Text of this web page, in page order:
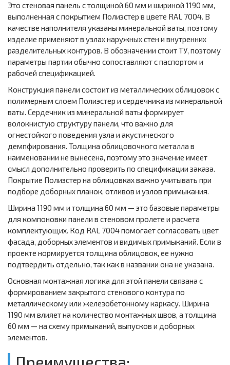
Это стеновая панель с толщиной 60 мм и шириной 1190 мм,
выполненная с покрытием Полиэстер в цвете RAL 7004. В
качестве наполнителя указаны минеральной ваты, поэтому
изделие применяют в узлах наружных стен и внутренних
разделительных контуров. В обозначении стоит ТУ, поэтому
параметры партии обычно сопоставляют с паспортом и
рабочей спецификацией.
Конструкция панели состоит из металлических облицовок с
полимерным слоем Полиэстер и сердечника из минеральной
ваты. Сердечник из минеральной ваты формирует
волокнистую структуру панели, что важно для
огнестойкого поведения узла и акустического
демпфирования. Толщина облицовочного металла в
наименовании не вынесена, поэтому это значение имеет
смысл дополнительно проверить по спецификации заказа.
Покрытие Полиэстер на облицовках важно учитывать при
подборе доборных планок, отливов и узлов примыкания.
Ширина 1190 мм и толщина 60 мм — это базовые параметры
для компоновки панели в стеновом пролете и расчета
комплектующих. Код RAL 7004 помогает согласовать цвет
фасада, доборных элементов и видимых примыканий. Если в
проекте нормируется толщина облицовок, ее нужно
подтвердить отдельно, так как в названии она не указана.
Основная монтажная логика для этой панели связана с
формированием закрытого стенового контура по
металлическому или железобетонному каркасу. Ширина
1190 мм влияет на количество монтажных швов, а толщина
60 мм — на схему примыканий, выпусков и доборных
элементов.